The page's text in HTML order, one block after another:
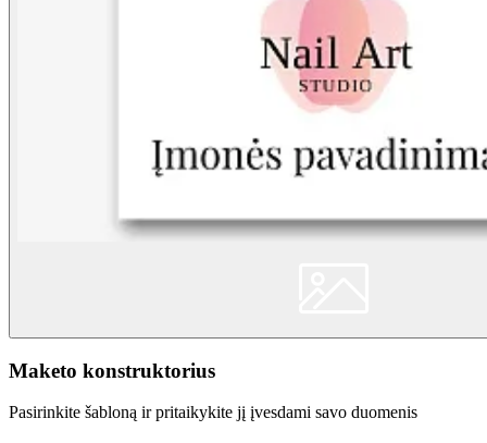
Maketo konstruktorius
Pasirinkite šabloną ir pritaikykite jį įvesdami savo duomenis